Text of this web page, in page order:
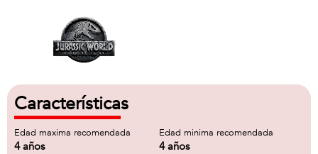
Características
Edad maxima recomendada
4 años
Edad minima recomendada
4 años